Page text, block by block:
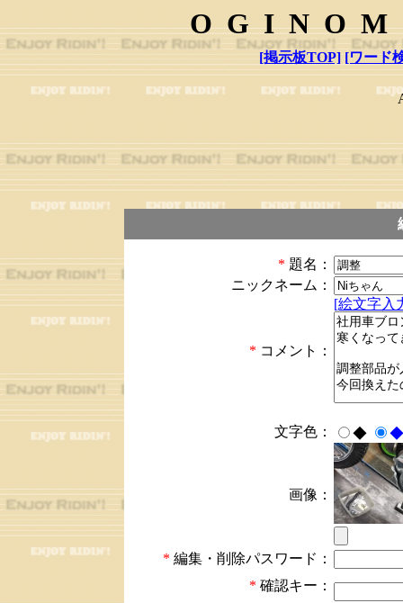
[掲示板TOP] [ワード
* 題名：
ニックネーム：
* コメント：
[絵文字入
文字色： ◆ ◆
画像：
* 編集・削除パスワード：
* 確認キー：